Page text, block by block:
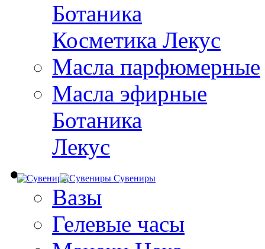
Ботаника
Косметика Лекус
Масла парфюмерные
Масла эфирные
Ботаника
Лекус
Сувениры
Вазы
Гелевые часы